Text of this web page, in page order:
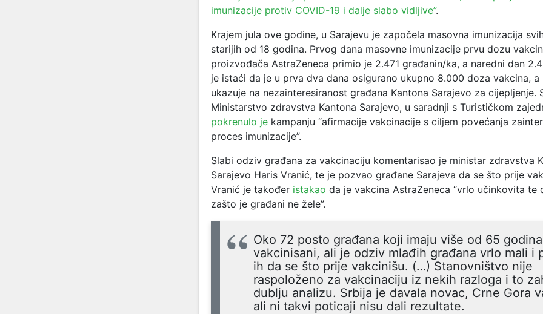
imunizacije protiv COVID-19 i dalje slabo vidljive”.
Krajem jula ove godine, u Sarajevu je započela masovna imunizacija
starijih od 18 godina. Prvog dana masovne imunizacije prvu dozu
proizvođača AstraZeneca primio je 2.471 građanin/ka, a naredni dan
je istaći da je u prva dva dana osigurano ukupno 8.000 doza vakcina,
ukazuje na nezainteresiranost građana Kantona Sarajevo za cijepljenje.
Ministarstvo zdravstva Kantona Sarajevo, u saradnji s Turističkom
pokrenulo je kampanju “afirmacije vakcinacije s ciljem povećanja
proces imunizacije”.
Slabi odziv građana za vakcinaciju komentarisao je ministar zdravstva
Sarajevo Haris Vranić, te je pozvao građane Sarajeva da se što prije
Vranić je također istakao da je vakcina AstraZeneca “vrlo učinkovita te
zašto je građani ne žele”.
Oko 72 posto građana koji imaju više od 65
vakcinisani, ali je odziv mlađih građana vrlo mali i
ih da se što prije vakcinišu. (…) Stanovništvo nije
raspoloženo za vakcinaciju iz nekih razloga i to
dublju analizu. Srbija je davala novac, Crne Gora
ali ni takvi poticaji nisu dali rezultate.